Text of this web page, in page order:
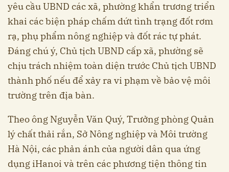
yêu cầu UBND các xã, phường khẩn trương triển
khai các biện pháp chấm dứt tình trạng đốt rơm
rạ, phụ phẩm nông nghiệp và đốt rác tự phát.
Đáng chú ý, Chủ tịch UBND cấp xã, phường sẽ
chịu trách nhiệm toàn diện trước Chủ tịch UBND
thành phố nếu để xảy ra vi phạm về bảo vệ môi
trường trên địa bàn.
Theo ông Nguyễn Văn Quý, Trưởng phòng Quản
lý chất thải rắn, Sở Nông nghiệp và Môi trường
Hà Nội, các phản ánh của người dân qua ứng
dụng iHanoi và trên các phương tiện thông tin